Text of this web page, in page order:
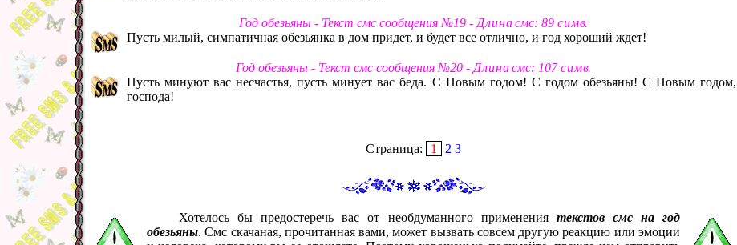
Год обезьяны - Текст смс сообщения №19 - Д л и н асмс: 89 с и м в.
Пусть милый, симпатичная обезьянка в дом придет, и будет все отлично, и год хороший ждет!
Год обезьяны - Текст смс сообщения №20 - Д л и н асмс: 107с и м в.
Пусть минуют вас несчастья, пусть минует вас беда. С Новым годом! С годом обезьяны! С Новым годом,
господа!
Страница: 1 2 3
Хотелось бы предостеречь вас от необдуманного применения текстов смс на год
обезьяны. Смс скачаная, прочитанная вами, может вызвать совсем другую реакцию или эмоции